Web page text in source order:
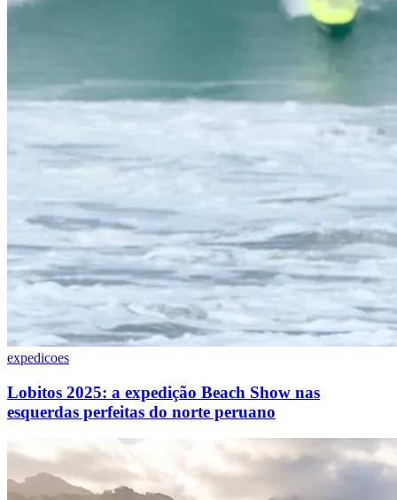
expedicoes
Lobitos 2025: a expedição Beach Show nas
esquerdas perfeitas do norte peruano